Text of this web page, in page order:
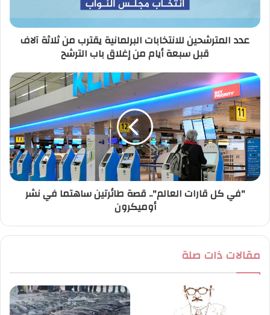
ر
عدد المترشحين للانتخابات البرلمانية يقترب من ثلاثة آلاف
قبل سبعة أيام من إغلاق باب الترشح
"في كل قارات العالم".. قصة طائرتين ساهتما في نشر
أوميكرون
مقالات ذات صلة